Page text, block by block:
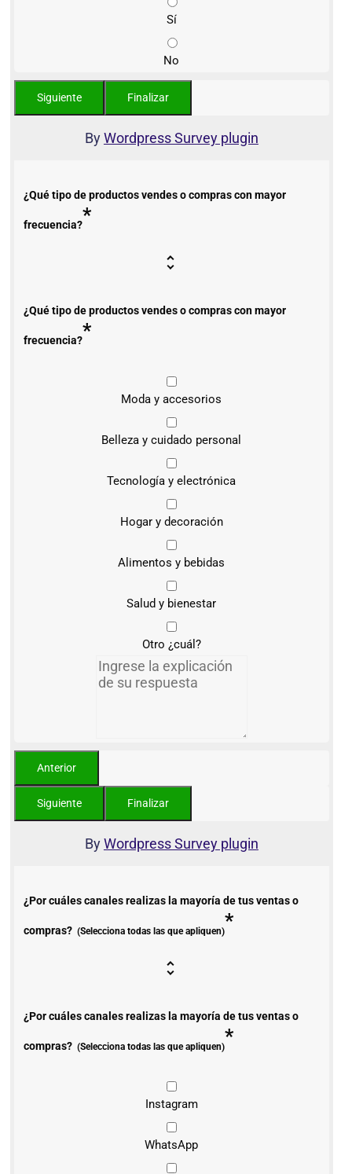
Sí
No
ByWordpress Survey plugin
¿Qué tipo de productos vendes o compras con mayor
frecuencia?*
¿Qué tipo de productos vendes o compras con mayor
frecuencia?*
Moda y accesorios
Belleza y cuidado personal
Tecnología y electrónica
Hogar y decoración
Alimentos y bebidas
Salud y bienestar
Otro ¿cuál?
ByWordpress Survey plugin
¿Por cuáles canales realizas la mayoría de tus ventas o
compras? (Selecciona todas las que apliquen)*
¿Por cuáles canales realizas la mayoría de tus ventas o
compras? (Selecciona todas las que apliquen)*
Instagram
WhatsApp